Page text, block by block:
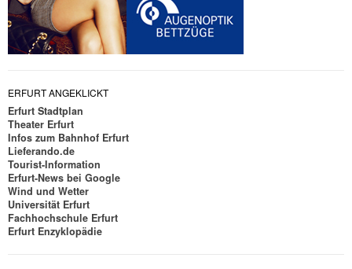
ERFURT ANGEKLICKT
Erfurt Stadtplan
Theater Erfurt
Infos zum Bahnhof Erfurt
Lieferando.de
Tourist-Information
Erfurt-News bei Google
Wind und Wetter
Universität Erfurt
Fachhochschule Erfurt
Erfurt Enzyklopädie